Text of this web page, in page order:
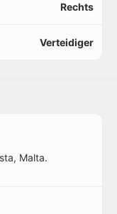
Rechts
Verteidiger
Malta.